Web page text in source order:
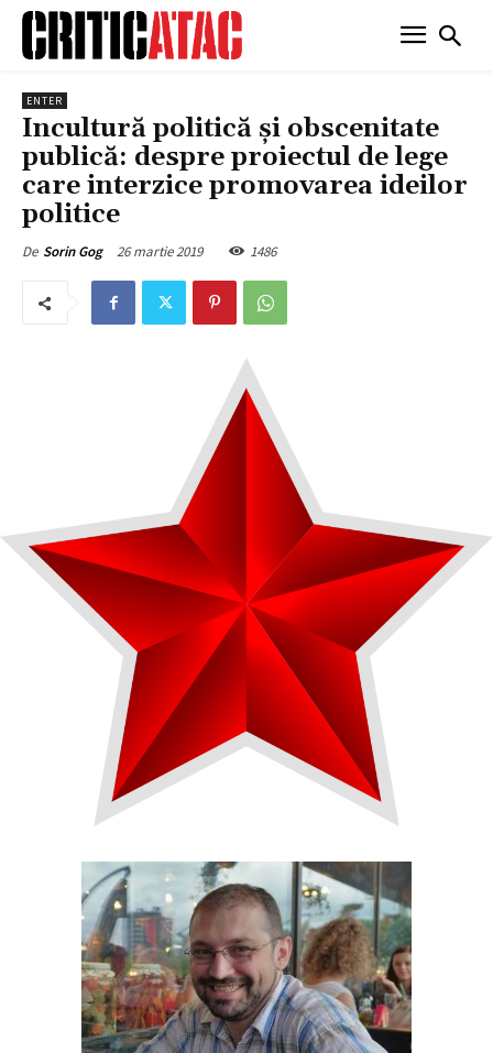
ENTER
Incultură politică și obscenitate
publică: despre proiectul de lege
care interzice promovarea ideilor
politice
De Sorin Gog 26 martie 2019 1486